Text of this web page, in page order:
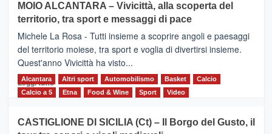
Torna
la
Supermaratona
dell’Etna
MOIO ALCANTARA – Vivicittà, alla scoperta del
territorio, tra sport e messaggi di pace
Michele La Rosa - Tutti insieme a scoprire angoli e paesaggi
del territorio moiese, tra sport e voglia di divertirsi insieme.
Quest'anno Vivicittà ha visto...
Leggi tutto Leggi
MOIO
Alcantara Altri sport Automobilismo Basket
Calcio
Calcio a 5
Etna Food & Wine Sport Video
CASTIGLIONE DI SICILIA (Ct) – Il Borgo del Gusto, il